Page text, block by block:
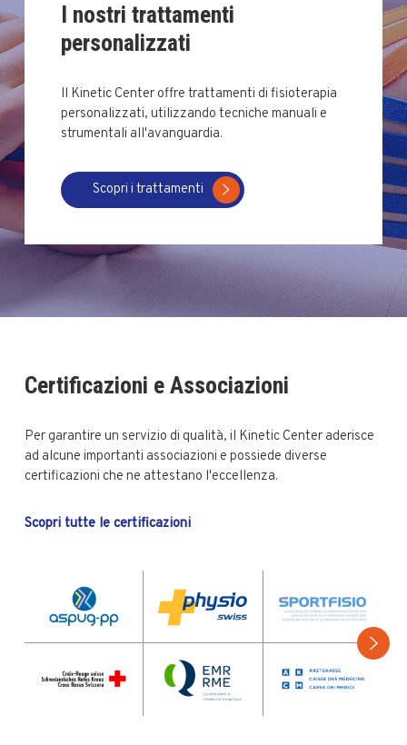
I nostri trattamenti
personalizzati
Il Kinetic Center offre trattamenti di fisioterapia
personalizzati, utilizzando tecniche manuali e
strumentali all'avanguardia.
Scopri i trattamenti
Certificazioni e Associazioni
Per garantire un servizio di qualità, il Kinetic Center aderisce
ad alcune importanti associazioni e possiede diverse
certificazioni che ne attestano l'eccellenza.
Scopri tutte le certificazioni